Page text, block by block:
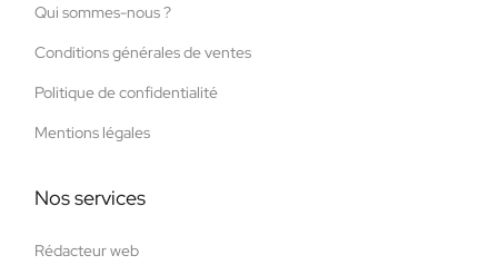
Qui sommes-nous ?
Conditions générales de ventes
Politique de confidentialité
Mentions légales
Nos services
Rédacteur web